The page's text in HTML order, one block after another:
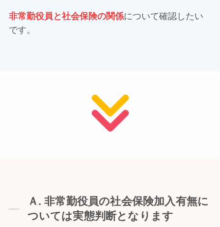
非常勤役員と社会保険の関係について確認したい
です。
Ａ. 非常勤役員の社会保険加入有無に
ついては実態判断となります